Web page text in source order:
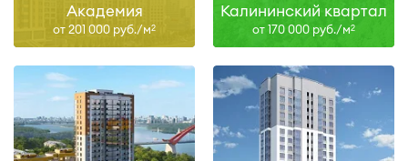
Академия
от 201 000 руб./м2
Калининский квартал
от 170 000 руб./м2